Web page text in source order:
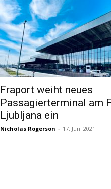
Fraport weiht neues
Passagierterminal am
Ljubljana ein
Nicholas Rogerson - 17. Juni 2021